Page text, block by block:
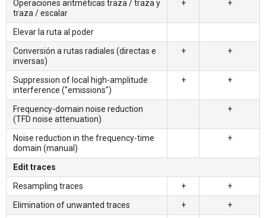
Operaciones aritméticas traza / traza y
traza / escalar
+ +
Elevar la ruta al poder
Conversión a rutas radiales (directas e
inversas)
+ +
Suppression of local high-amplitude
interference ("emissions")
+ +
Frequency-domain noise reduction
(TFD noise attenuation)
+
Noise reduction in the frequency-time
domain (manual)
+
Edit traces
Resampling traces
+
+
Elimination of unwanted traces
+
+